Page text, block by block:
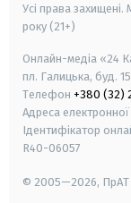
Усі права захищені.
року (21+)
Онлайн-медіа «24
пл. Галицька, буд.
Телефон +380 (32)
Адреса
Ідентифікатор
R40-06057
© 2005—2026, ПрАТ